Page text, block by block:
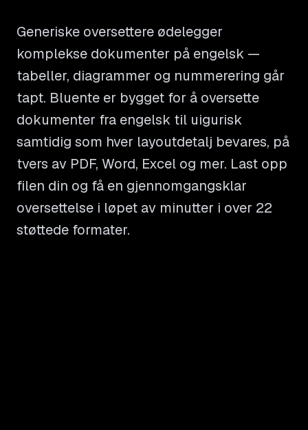
Generiske oversettere ødelegger
komplekse dokumenter på engelsk —
tabeller, diagrammer og nummerering går
tapt. Bluente er bygget for å oversette
dokumenter fra engelsk til uigurisk
samtidig som hver layoutdetalj bevares, på
tvers av PDF, Word, Excel og mer. Last opp
filen din og få en gjennomgangsklar
oversettelse i løpet av minutter i over 22
støttede formater.